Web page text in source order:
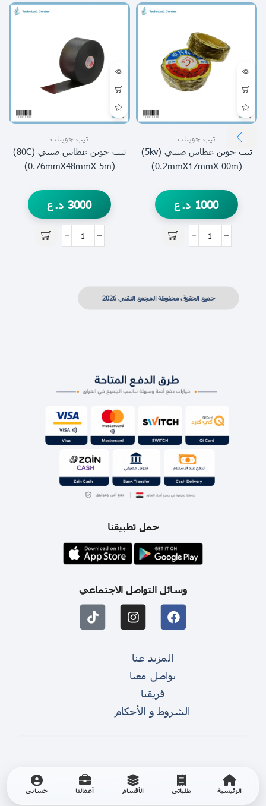
الرئيسية طلباتي الأقسام أعمالنا حسابي
تيب جوينات
تيب جوين غطاس صيني (5kv)
(0.2mmX17mmX 00m)
1000 د.ع
تيب جوينات
تيب جوين غطاس صيني (80C)
(0.76mmX48mmX 5m)
3000 د.ع
جميع الحقوق محفوظة المجمع التقني 2026
حمل تطبيقنا
وسائل التواصل الاجتماعي
المزيد عنا
تواصل معنا
فريقنا
الشروط و الأحكام